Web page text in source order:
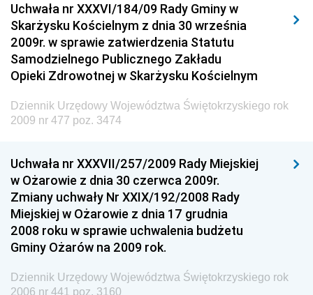
Elektronicznej
Dziennik Urzędowy Ministra Spraw Wewnętrznych i
Administracji
Dziennik Urzędowy Ministra Transportu
Dziennik Urzędowy Ministra Budownictwa
Dziennik Urzędowy Ministra Nauki i Szkolnictwa
Dziennik Urzędowy Głównego Urzędu Miar
Dziennik Urzędowy Ministra Rolnictwa i Rozwoju Wsi
Dziennik Urzędowy Ministra Edukacji Narodowej i
Sportu
Dziennik Urzędowy Ministra Edukacji i Nauki
Dziennik Urzędowy Ministra Edukacji Narodowej
Uchwała nr XXXVI/184/09 Rady Gminy w
Skarżysku Kościelnym z dnia 30 września
2009r. w sprawie zatwierdzenia Statutu
Samodzielnego Publicznego Zakładu
Opieki Zdrowotnej w Skarżysku Kościelnym
Dziennik Urzędowy Województwa Świętokrzyskiego rok
2009 nr 477 poz. 3474
Uchwała nr XXXVII/257/2009 Rady Miejskiej
w Ożarowie z dnia 30 czerwca 2009r.
Zmiany uchwały Nr XXIX/192/2008 Rady
Miejskiej w Ożarowie z dnia 17 grudnia
2008 roku w sprawie uchwalenia budżetu
Gminy Ożarów na 2009 rok.
Dziennik Urzędowy Województwa Świętokrzyskiego rok
2006 nr 441 poz. 3160